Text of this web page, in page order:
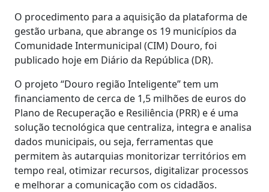
O procedimento para a aquisição da plataforma de
gestão urbana, que abrange os 19 municípios da
Comunidade Intermunicipal (CIM) Douro, foi
publicado hoje em Diário da República (DR).
O projeto “Douro região Inteligente” tem um
financiamento de cerca de 1,5 milhões de euros do
Plano de Recuperação e Resiliência (PRR) e é uma
solução tecnológica que centraliza, integra e analisa
dados municipais, ou seja, ferramentas que
permitem às autarquias monitorizar territórios em
tempo real, otimizar recursos, digitalizar processos
e melhorar a comunicação com os cidadãos.